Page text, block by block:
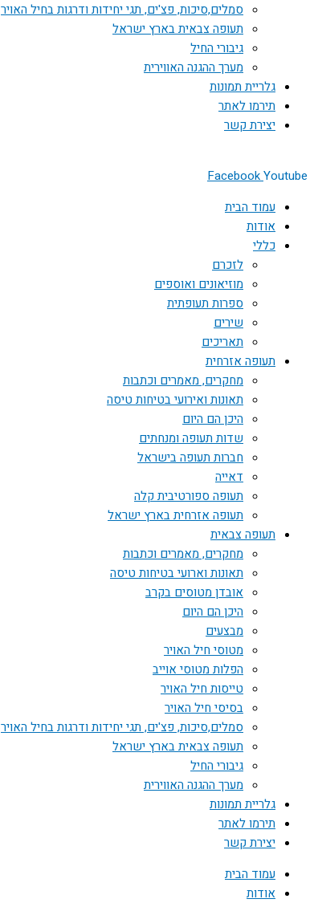
סמלים,סיכות, פצ'ים, תגי יחידות ודרגות בחיל האויר
תעופה צבאית בארץ ישראל
גיבורי החיל
מערך ההגנה האווירית
גלריית תמונות
תירמו לאתר
יצירת קשר
FacebookYoutube
עמוד הבית
אודות
כללי
לזכרם
מוזיאונים ואוספים
ספרות תעופתית
שירים
תאריכים
תעופה אזרחית
מחקרים, מאמרים וכתבות
תאונות ואירועי בטיחות טיסה
היכן הם היום
שדות תעופה ומנחתים
חברות תעופה בישראל
דאייה
תעופה ספורטיבית קלה
תעופה אזרחית בארץ ישראל
תעופה צבאית
מחקרים, מאמרים וכתבות
תאונות וארועי בטיחות טיסה
אובדן מטוסים בקרב
היכן הם היום
מבצעים
מטוסי חיל האויר
הפלות מטוסי אוייב
טייסות חיל האויר
בסיסי חיל האויר
סמלים,סיכות, פצ'ים, תגי יחידות ודרגות בחיל האויר
תעופה צבאית בארץ ישראל
גיבורי החיל
מערך ההגנה האווירית
גלריית תמונות
תירמו לאתר
יצירת קשר
עמוד הבית
אודות